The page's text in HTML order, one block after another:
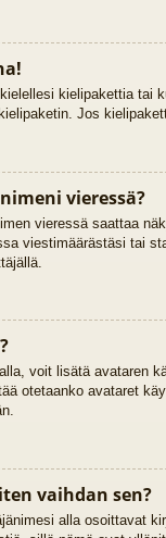
kielipakettia tai
Jos
vieressä?
vieressä saattaa
viestimäärästäsi tai
voit lisätä avataren
otetaanko avataret
vaihdan sen?
alla osoittavat